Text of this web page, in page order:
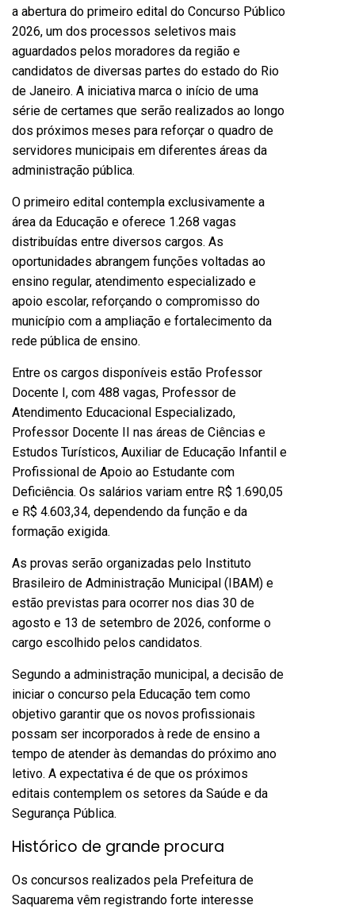
a abertura do primeiro edital do Concurso Público
2026, um dos processos seletivos mais
aguardados pelos moradores da região e
candidatos de diversas partes do estado do Rio
de Janeiro. A iniciativa marca o início de uma
série de certames que serão realizados ao longo
dos próximos meses para reforçar o quadro de
servidores municipais em diferentes áreas da
administração pública.
O primeiro edital contempla exclusivamente a
área da Educação e oferece 1.268 vagas
distribuídas entre diversos cargos. As
oportunidades abrangem funções voltadas ao
ensino regular, atendimento especializado e
apoio escolar, reforçando o compromisso do
município com a ampliação e fortalecimento da
rede pública de ensino.
Entre os cargos disponíveis estão Professor
Docente I, com 488 vagas, Professor de
Atendimento Educacional Especializado,
Professor Docente II nas áreas de Ciências e
Estudos Turísticos, Auxiliar de Educação Infantil e
Profissional de Apoio ao Estudante com
Deficiência. Os salários variam entre R$ 1.690,05
e R$ 4.603,34, dependendo da função e da
formação exigida.
As provas serão organizadas pelo Instituto
Brasileiro de Administração Municipal (IBAM) e
estão previstas para ocorrer nos dias 30 de
agosto e 13 de setembro de 2026, conforme o
cargo escolhido pelos candidatos.
Segundo a administração municipal, a decisão de
iniciar o concurso pela Educação tem como
objetivo garantir que os novos profissionais
possam ser incorporados à rede de ensino a
tempo de atender às demandas do próximo ano
letivo. A expectativa é de que os próximos
editais contemplem os setores da Saúde e da
Segurança Pública.
Histórico de grande procura
Os concursos realizados pela Prefeitura de
Saquarema vêm registrando forte interesse